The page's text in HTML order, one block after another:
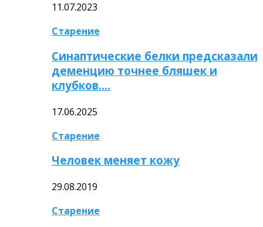
11.07.2023
Старение
Синаптические белки предсказали
деменцию точнее бляшек и
клубков….
17.06.2025
Старение
Человек меняет кожу
29.08.2019
Старение